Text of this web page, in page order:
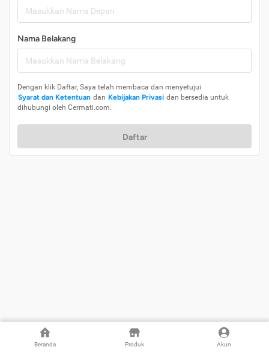
Beranda Produk Akun
Nama Belakang
Dengan klik Daftar, Saya telah membaca dan menyetujui
Syarat dan Ketentuan dan Kebijakan Privasi dan bersedia untuk
dihubungi oleh Cermati.com.
Daftar